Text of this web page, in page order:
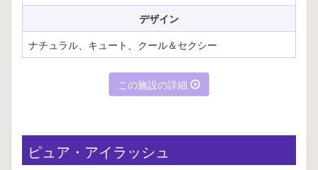
デザイン
ナチュラル、キュート、クール＆セクシー
この施設の詳細
ピュア・アイラッシュ